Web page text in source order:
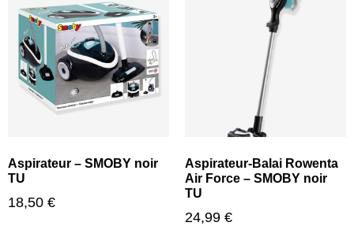
Aspirateur – SMOBY noir
TU
18,50 €
Aspirateur-Balai Rowenta
Air Force – SMOBY noir
TU
24,99 €